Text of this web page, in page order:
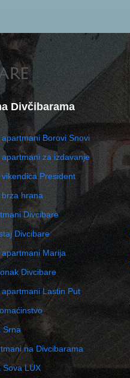
Divčibarama
apartmani Borovi Snovi
apartmani za izdavanje
President
hrana
Divcibare
Divcibare
Marija
Divcibare
apartmani Lastin Put
Srna
na Divcibarama
Sova LUX